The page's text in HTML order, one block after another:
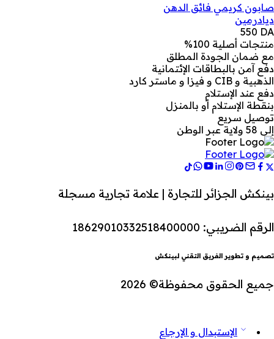
صابون كريمي فائق الدهن
ديادرمين
550 DA
منتجات أصلية 100%
مع ضمان الجودة المطلق
دفع آمن بالبطاقات الإئتمانية
الذهبية و CIB و فيزا و ماستر كارد
دفع عند الإستلام
بنقطة الإستلام أو بالمنزل
توصيل سريع
إلى 58 ولاية عبر الوطن
بينكش الجزائر للتجارة | علامة تجارية مسجلة
الرقم الضريبي: 18629010332518400000
تصميم و تطوير الفريق التقني لبينكش
جميع الحقوق محفوظة© 2026
الإستبدال و الإرجاع